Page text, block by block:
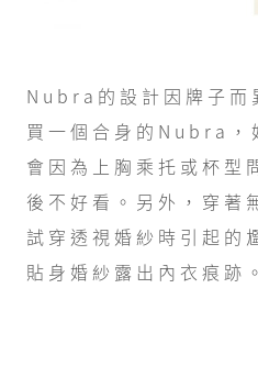
Nubra的設計因牌子而
買一個合身的Nubra，
會因為上胸乘托或杯型
後不好看。另外，穿著
試穿透視婚紗時引起的
貼身婚紗露出內衣痕跡。